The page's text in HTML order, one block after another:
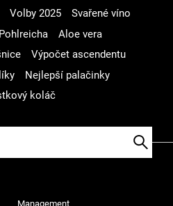
Volby 2025
Svařené víno
Aloe vera
Výpočet ascendentu
Nejlepší palačinky
koláč
Management